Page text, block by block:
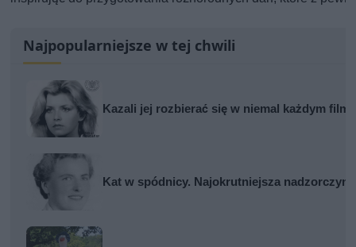
Najpopularniejsze w tej chwili
Kazali jej rozbierać się w niemal każdym
Kat w spódnicy. Najokrutniejsza